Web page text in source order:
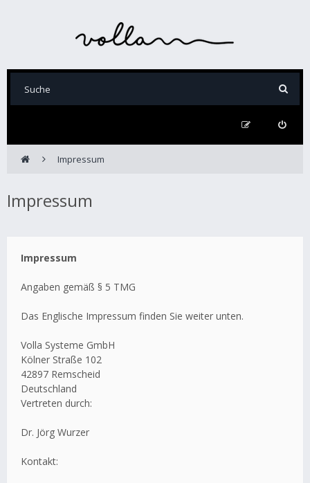
Impressum
Impressum
Impressum
Angaben gemäß § 5 TMG
Das Englische Impressum finden Sie weiter unten.
Volla Systeme GmbH
Kölner Straße 102
42897 Remscheid
Deutschland
Vertreten durch:
Dr. Jörg Wurzer
Kontakt: